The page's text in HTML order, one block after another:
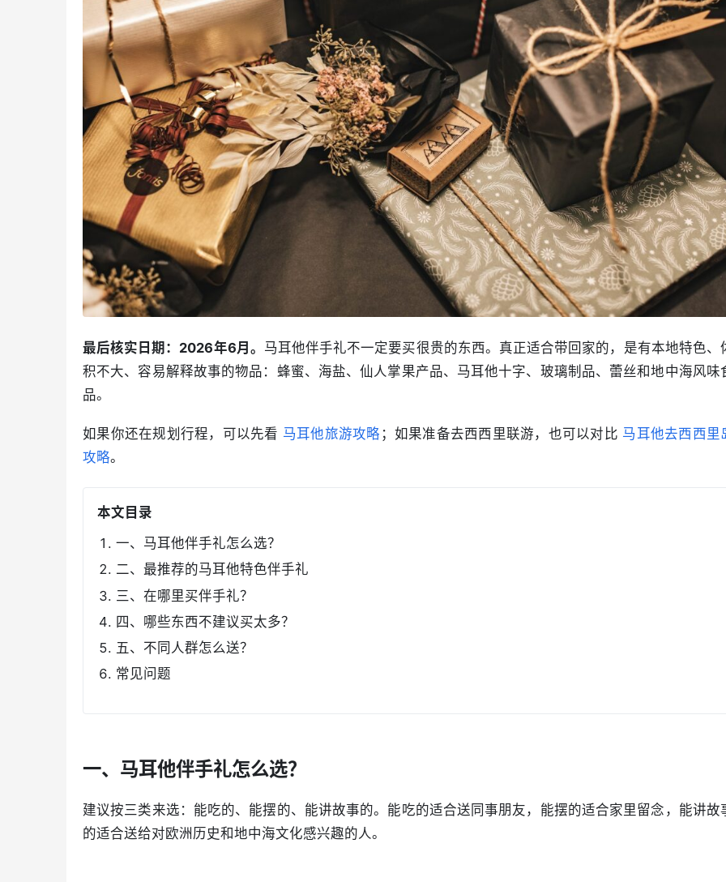
最后核实日期：2026年6月。 马耳他伴手礼不一定要买很贵的东西。真正适合带回家的，是有本地特色、
积不大、容易解释故事的物品：蜂蜜、海盐、仙人掌果产品、马耳他十字、玻璃制品、蕾丝和地中海风味
品。
如果你还在规划行程，可以先看 马耳他旅游攻略 ；如果准备去西西里联游，也可以对比 马耳他去西西里
攻略。
本文目录
一、马耳他伴手礼怎么选？
二、最推荐的马耳他特色伴手礼
三、在哪里买伴手礼？
四、哪些东西不建议买太多？
五、不同人群怎么送？
常见问题
一、马耳他伴手礼怎么选？
建议按三类来选：能吃的、能摆的、能讲故事的。能吃的适合送同事朋友，能摆的适合家里留念，能讲故
的适合送给对欧洲历史和地中海文化感兴趣的人。